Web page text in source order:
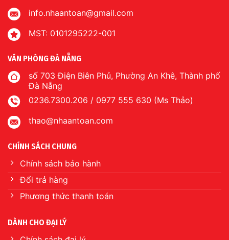
info.nhaantoan@gmail.com
MST: 0101295222-001
VĂN PHÒNG ĐÀ NẴNG
số 703 Điện Biên Phủ, Phường An Khê, Thành phố
Đà Nẵng
0236.7300.206 / 0977 555 630 (Ms Thảo)
thao@nhaantoan.com
CHÍNH SÁCH CHUNG
Chính sách bảo hành
Đổi trả hàng
Phương thức thanh toán
DÀNH CHO ĐẠI LÝ